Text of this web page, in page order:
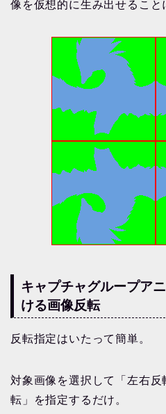
像を仮想的に生み出せること
キャプチャグループア
ける画像反転
反転指定はいたって簡単。
対象画像を選択して「左右反
転」を指定するだけ。